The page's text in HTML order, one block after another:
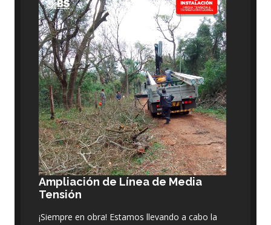
Ampliación de Línea de Media
Tensión
¡Siempre en obra! Estamos llevando a cabo la